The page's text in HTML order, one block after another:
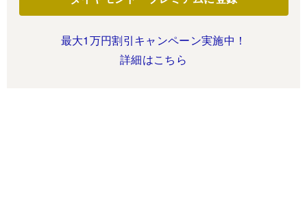
最大1万円割引キャンペーン実施中！
詳細はこちら